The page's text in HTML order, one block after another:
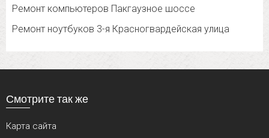
Ремонт компьютеров Пакгаузное шоссе
Ремонт ноутбуков 3-я Красногвардейская улица
Смотрите так же
Карта сайта